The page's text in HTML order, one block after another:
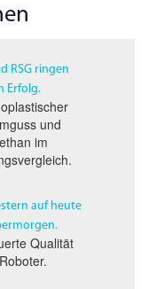
RSG ringen
Erfolg.
und
im
auf heute
Qualität